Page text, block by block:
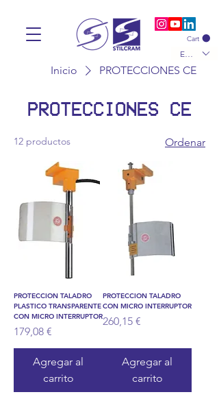
Cart
EUR (€)
Inicio PROTECCIONES CE
PROTECCIONES CE
12 productos Ordenar
PROTECCION TALADRO
PLASTICO TRANSPARENTE
CON MICRO INTERRUPTOR
Precio
179,08 €
Agregar al
carrito
PROTECCION TALADRO
CON MICRO INTERRUPTOR
Precio
260,15 €
Agregar al
carrito